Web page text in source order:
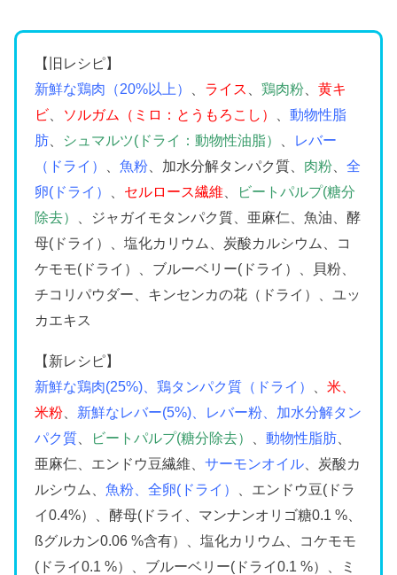
【旧レシピ】
新鮮な鶏肉（20%以上）
ライス 、鶏肉粉 、黄キ
ビ
ソルガム（ミロ：とうもろこし） 、動物性脂
肪
シュマルツ(ドライ：動物性油脂）
レバー
（ドライ）
、魚粉 、加水分解タンパク質、 肉粉 、全
卵(ドライ）
セルロース繊維
ビートパルプ(糖分
除去）
、ジャガイモタンパク質、亜麻仁、魚油、酵
母(ドライ）、塩化カリウム、炭酸カルシウム、コ
ケモモ(ドライ）、ブルーベリー(ドライ）、貝粉、
チコリパウダー、キンセンカの花（ドライ）、ユッ
カエキス
【新レシピ】
新鮮な鶏肉(25%)、鶏タンパク質（ドライ）
、米、
米粉
新鮮なレバー(5%)、レバー粉、加水分解タン
パク質
ビートパルプ(糖分除去） 、動物性脂肪
亜麻仁、エンドウ豆繊維、サーモンオイル 、炭酸カ
ルシウム、魚粉、全卵(ドライ）
、エンドウ豆(ドラ
イ0.4%）、酵母(ドライ、マンナンオリゴ糖0.1 %、
ßグルカン0.06 %含有）、塩化カリウム、コケモモ
(ドライ0.1 %）、ブルーベリー(ドライ0.1 %）、ミ